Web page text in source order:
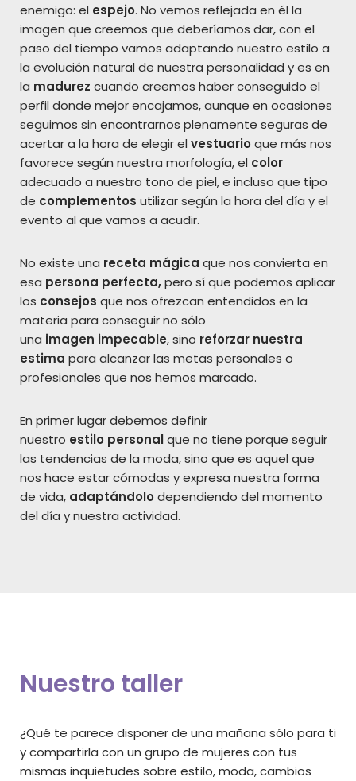
enemigo: el espejo. No vemos reflejada en él la
imagen que creemos que deberíamos dar, con el
paso del tiempo vamos adaptando nuestro estilo a
la evolución natural de nuestra personalidad y es en
la madurez cuando creemos haber conseguido el
perfil donde mejor encajamos, aunque en ocasiones
seguimos sin encontrarnos plenamente seguras de
acertar a la hora de elegir el vestuario que más nos
favorece según nuestra morfología, el color
adecuado a nuestro tono de piel, e incluso que tipo
de complementos utilizar según la hora del día y el
evento al que vamos a acudir.
No existe una receta mágica que nos convierta en
esa persona perfecta,pero sí que podemos aplicar
los consejos que nos ofrezcan entendidos en la
materia para conseguir no sólo
una imagen impecable, sino reforzar nuestra
estima para alcanzar las metas personales o
profesionales que nos hemos marcado.
En primer lugar debemos definir
nuestro estilo personalque no tiene porque seguir
las tendencias de la moda, sino que es aquel que
nos hace estar cómodas y expresa nuestra forma
de vida, adaptándolo dependiendo del momento
del día y nuestra actividad.
Nuestro taller
¿Qué te parece disponer de una mañana sólo para ti
y compartirla con un grupo de mujeres con tus
mismas inquietudes sobre estilo, moda, cambios